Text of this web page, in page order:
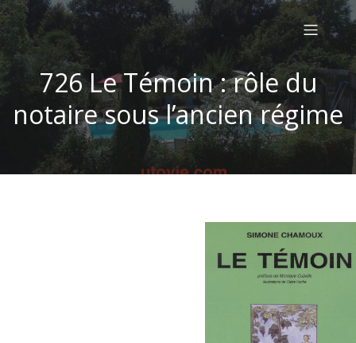
726 Le Témoin : rôle du
notaire sous l’ancien régime